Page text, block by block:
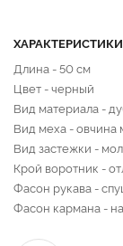
ХАРАКТЕРИСТИКИ
Длина - 50 см
Цвет - черный
Вид материала -
Вид меха - овчина
Вид застежки -
Крой воротник -
Фасон рукава -
Фасон кармана -